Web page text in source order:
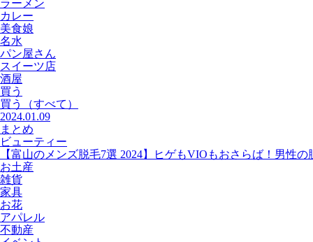
ラーメン
カレー
美食娘
名水
パン屋さん
スイーツ店
酒屋
買う
買う
（すべて）
2024.01.09
まとめ
ビューティー
【富山のメンズ脱毛7選 2024】ヒゲもVIOもおさらば！男性
お土産
雑貨
家具
お花
アパレル
不動産